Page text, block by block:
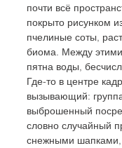
почти всё
покрыто рисунком
пчелиные соты,
биома. Между
пятна воды,
Где-то в центре
вызывающий:
выброшенный
словно случайный
снежными шапками,